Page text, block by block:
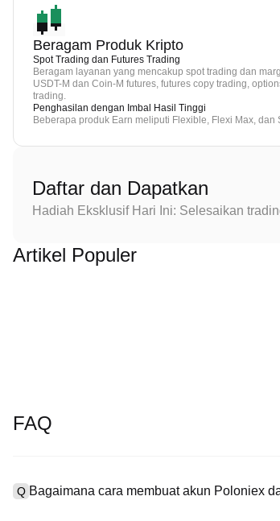
Beragam Produk Kripto
Spot Trading dan Futures Trading
Beragam layanan yang mencakup spot trading dan
USDT-M dan Coin-M futures, futures copy trading,
trading.
Penghasilan dengan Imbal Hasil Tinggi
Beberapa produk Earn meliputi Flexible, Flexi Max, dan
Daftar dan Dapatkan
Hadiah Eksklusif Hari Ini: Selesaikan
Artikel Populer
FAQ
Q Bagaimana cara membuat akun Poloniex